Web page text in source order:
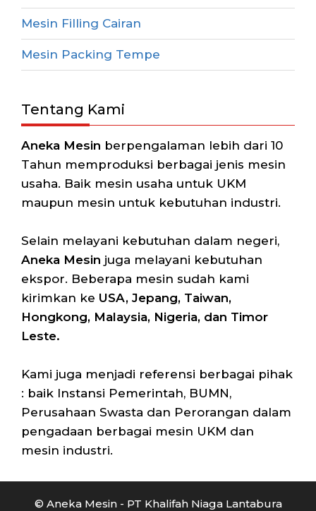
Mesin Filling Cairan
Mesin Packing Tempe
Tentang Kami
Aneka Mesin berpengalaman lebih dari 10
Tahun memproduksi berbagai jenis mesin
usaha. Baik mesin usaha untuk UKM
maupun mesin untuk kebutuhan industri.
Selain melayani kebutuhan dalam negeri,
Aneka Mesin juga melayani kebutuhan
ekspor. Beberapa mesin sudah kami
kirimkan ke USA, Jepang, Taiwan,
Hongkong, Malaysia, Nigeria, dan Timor
Leste.
Kami juga menjadi referensi berbagai pihak
: baik Instansi Pemerintah, BUMN,
Perusahaan Swasta dan Perorangan dalam
pengadaan berbagai mesin UKM dan
mesin industri.
© Aneka Mesin - PT Khalifah Niaga Lantabura